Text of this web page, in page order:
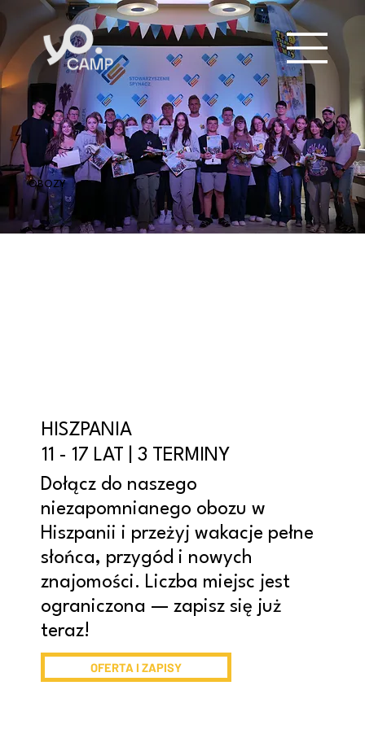
OBOZY
HISZPANIA
11 - 17 LAT | 3 TERMINY
Dołącz do naszego
niezapomnianego obozu w
Hiszpanii i przeżyj wakacje pełne
słońca, przygód i nowych
znajomości. Liczba miejsc jest
ograniczona — zapisz się już
teraz!
OFERTA I ZAPISY